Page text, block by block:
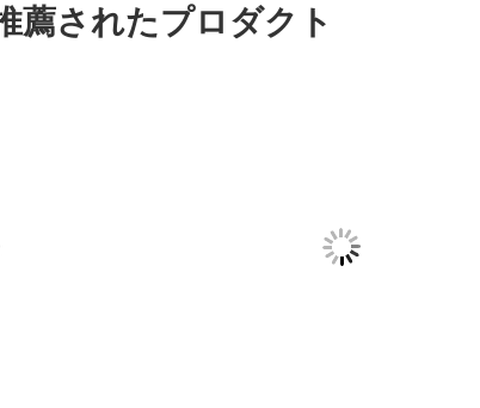
薦されたプロダクト